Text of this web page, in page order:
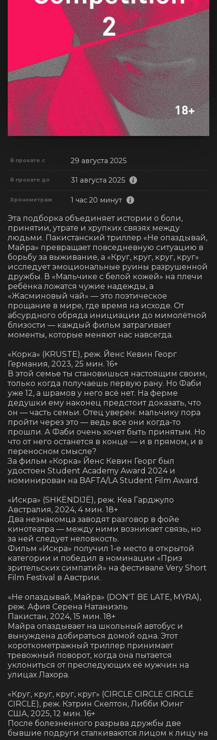
В прокате с 29 августа 2025
В прокате до 31 августа 2025
Хронометраж 1 час 20 минут
Эта подборка объединяет истории о боли,
принятии, утрате и хрупких связях между
людьми. Пакистанский триллер «Не опаздывай,
Майра» превращает повседневную ситуацию в
борьбу за выживание, а «Круг, круг, круг, круг»
исследует эмоциональные руины разрушенной
дружбы. В «Мальчике с белой кожей» на плечи
ребёнка ложатся чужие надежды, а
«Жасминовый чай» — это поэтическое
прощание в мире, где время на исходе. От
абсурдного обряда инициации до мимолётной
близости — каждый фильм затрагивает
моменты, которые меняют нас навсегда.
«Корка» (KRUSTE), реж. Йенс Кевин Георг
Германия, 2023, 25 мин. 16+
В этой семье ты становишься настоящим своим,
только когда получаешь первую рану. Но Фаби
уже 12, а шрамов у него всё нет. На ферме
дедушки ему наконец предстоит доказать, что
он — часть семьи. Отец уверен: мальчику пора
пройти через это — ведь все они когда-то
прошли. А Фаби очень хочет быть принятым. Но
что от него останется в конце — и в прямом, и в
переносном смысле?
За фильм «Корка» Йенс Кевин Георг был
удостоен Student Academy Award 2024 и
номинирован на BAFTA/LA Student Film Award.
«Искра» (SHKËNDIJË), реж. Кеа Гарджуло
Австралия, 2024, 4 мин. 18+
Два незнакомца заводят разговор в фойе
кинотеатра — между ними возникает связь, но
за ней следует неловкость.
Фильм «Искра» получил 1-е место в открытой
категории и победил в номинации «Приз
зрительских симпатий» на фестивале Very Short
Film Festival в Австрии.
«Не опаздывай, Майра» (DON'T BE LATE, MYRA),
реж. Афия Серена Натаниэль
Пакистан, 2024, 15 мин. 18+
Майра опаздывает на школьный автобус и
вынуждена добираться домой одна. Этот
короткометражный триллер принимает
тревожный поворот, когда она пытается
уклониться от преследующих её мужчин на
улицах Лахора.
«Круг, круг, круг, круг» (CIRCLE CIRCLE CIRCLE
CIRCLE), реж. Кэтрин Скелтон, Либби Юинг
США, 2025, 12 мин. 16+
После болезненного разрыва дружбы две
бывшие подруги сталкиваются лицом к лицу на